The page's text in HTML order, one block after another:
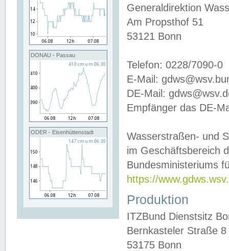
DONAU - Passau
ODER - Eisenhüttenstadt
Generaldirektion
Am Propsthof 51
53121 Bonn
Telefon: 0228/7090-0
E-Mail:
DE-Mail:
Empfänger das DE-
Wasserstraßen- und
im Geschäftsbereich
Bundesministeriums
https://
Produktion
ITZBund Dienstsitz
Bernkasteler Straße 8
53175 Bonn